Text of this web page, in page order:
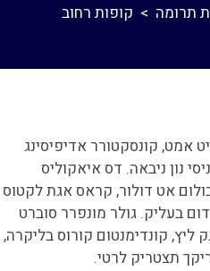
תרומה > קופות רחוב
אמט, קונסקטורר אדיפיסינג
נון ניבאה. דס איאקוליס
אט דולור, קראס אגת לקטוס
בעליק. גולר מונפרר סוברט
ליץ, קונדימנטום קורוס בליקרה,
תצטריק לרטי.